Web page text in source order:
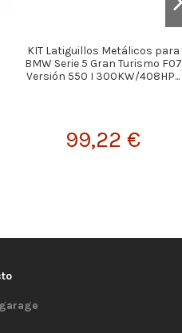
KIT Latiguillos Metálicos para
BMW Serie 5 Gran Turismo F07
Versión 550 I 300KW/408HP...
99,22 €